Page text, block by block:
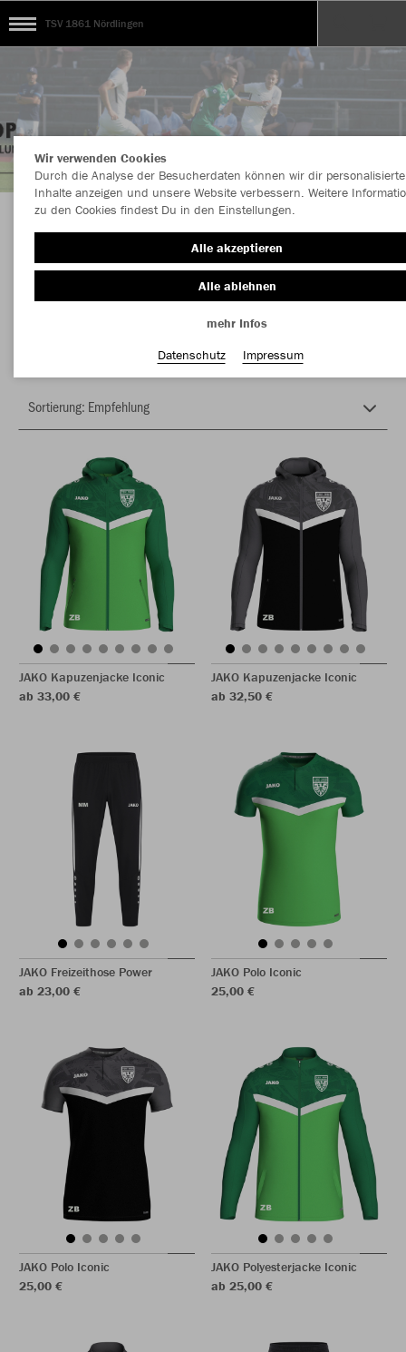
TSV 1861 Nördlingen
Herzlich Willkommen im Teamshop TSV 1861
Nördlingen
JAKO Kapuzenjacke Iconic
ab 33,00 €
JAKO Kapuzenjacke Iconic
ab 32,50 €
JAKO Freizeithose Power
ab 23,00 €
JAKO Polo Iconic
25,00 €
JAKO Polo Iconic
25,00 €
JAKO Polyesterjacke Iconic
ab 25,00 €
Wir verwenden Cookies
Durch die Analyse der Besucherdaten können wir dir personalisierte
Inhalte anzeigen und unsere Website verbessern. Weitere
zu den Cookies findest Du in den Einstellungen.
Alle akzeptieren
Alle ablehnen
mehr Infos
Datenschutz
Impressum